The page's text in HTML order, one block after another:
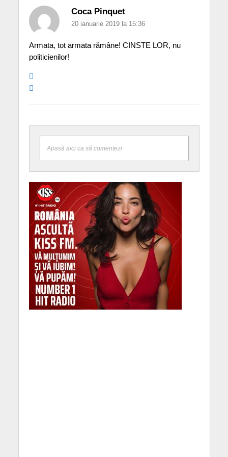
Coca Pinquet
20 ianuarie 2019 la 15:36
Armata, tot armata rămâne! CINSTE LOR, nu
politicienilor!
Apasă aici ca să comentezi